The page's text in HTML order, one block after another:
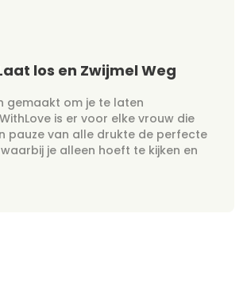
los en Zwijmel Weg
gemaakt om je te laten
is er voor elke vrouw die
pauze van alle drukte de perfecte
je alleen hoeft te kijken en